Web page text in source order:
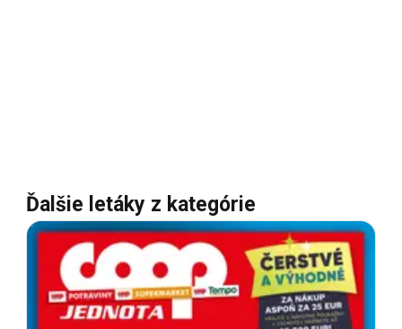
Ďalšie letáky z kategórie